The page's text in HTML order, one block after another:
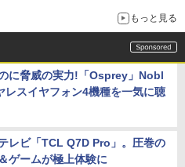
もっと見る
に脅威の実力!「Osprey」Nobl
スイヤフォン4機種を一気に聴
レビ「TCL Q7D Pro」。圧巻の
ゲームが極上体験に